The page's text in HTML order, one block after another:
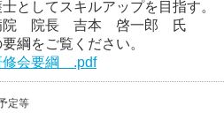
てスキルアップを目指す。
院 院長 吉本 啓一郎 氏
綱をご覧ください。
修会要綱 .pdf
定等